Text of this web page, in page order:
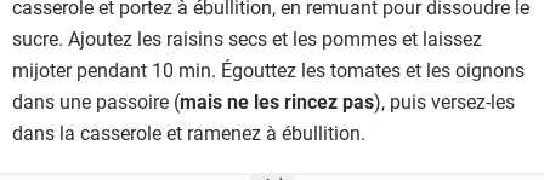
casserole et portez à ébullition, en remuant pour dissoudre le
sucre. Ajoutez les raisins secs et les pommes et laissez
mijoter pendant 10 min. Égouttez les tomates et les oignons
dans une passoire (mais ne les rincez pas), puis versez-les
dans la casserole et ramenez à ébullition.